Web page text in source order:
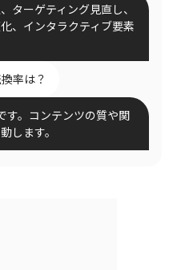
ターゲティング見直し、
、インタラクティブ要素
率は？
す。コンテンツの質や関
します。